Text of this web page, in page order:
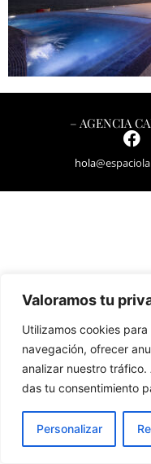
Valoramos tu
Utilizamos cookies
navegación, ofrecer
analizar nuestro
das tu consentimiento
Personalizar
– AGENCIA
hola